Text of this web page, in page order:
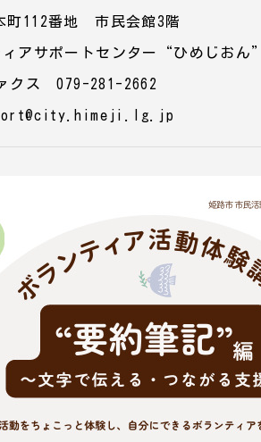
112番地 市民会館3階
アサポートセンター“ひめじおん”
クス 079-281-2662